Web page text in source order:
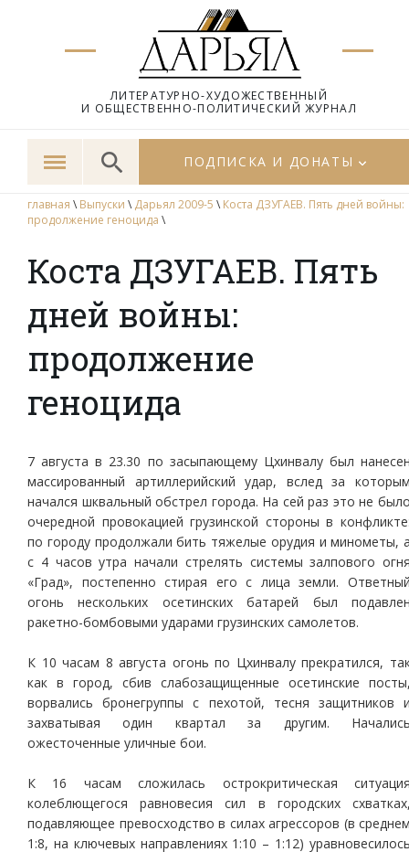
ЛИТЕРАТУРНО-ХУДОЖЕСТВЕННЫЙ
И ОБЩЕСТВЕННО-ПОЛИТИЧЕСКИЙ ЖУРНАЛ
ПОДПИСКА И ДОНАТЫ
главная \ Выпуски \ Дарьял 2009-5 \ Коста ДЗУГАЕВ. Пять дней войны:
продолжение геноцида \
Коста ДЗУГАЕВ. Пять
дней войны:
продолжение
геноцида
7 августа в 23.30 по засыпающему Цхинвалу был
массированный артиллерийский удар, вслед за
начался шквальный обстрел города. На сей раз это не
очередной провокацией грузинской стороны в
по городу продолжали бить тяжелые орудия и минометы,
с 4 часов утра начали стрелять системы залпового
«Град», постепенно стирая его с лица земли.
огонь нескольких осетинских батарей был
ракетно-бомбовыми ударами грузинских самолетов.
К 10 часам 8 августа огонь по Цхинвалу прекратился,
как в город, сбив слабозащищенные осетинские
ворвались бронегруппы с пехотой, тесня защитников
захватывая один квартал за другим.
ожесточенные уличные бои.
К 16 часам сложилась острокритическая
колеблющегося равновесия сил в городских
подавляющее превосходство в силах агрессоров (в
1:8, на ключевых направлениях 1:10 – 1:12)